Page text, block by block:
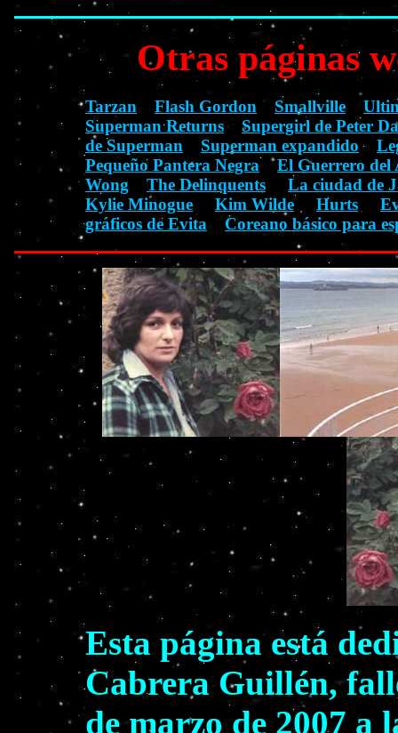
Otras páginas
Tarzan Flash Gordon Smallville
Superman Returns
Supergirl de Peter
de Superman
Superman expandido
Pequeño Pantera Negra
El Guerrero del
Wong
The Delinquents
La ciudad de
Kylie Minogue
Kim Wilde Hurts
gráficos de Evita
Coreano básico para
Esta página está
Cabrera Guillén,
de marzo de 2007 a